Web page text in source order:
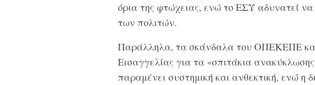
όρια της φτώχειας, ενώ το ΕΣΥ αδυνατεί
των πολιτών.
Παράλληλα, τα σκάνδαλα του ΟΠΕΚΕΠΕ
Εισαγγελίας για τα «σπιτάκια
παραμένει συστημική και ανθεκτική, ενώ η